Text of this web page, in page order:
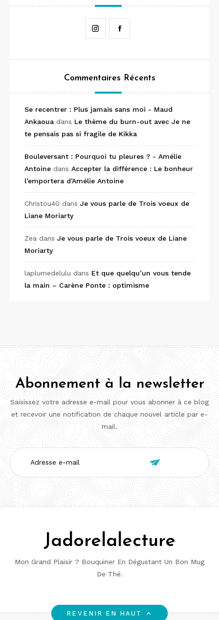
Instagram
Commentaires Récents
Se recentrer : Plus jamais sans moi - Maud
Ankaoua dans Le thème du burn-out avec Je ne
te pensais pas si fragile de Kikka
Bouleversant : Pourquoi tu pleures ? - Amélie
Antoine dans Accepter la différence : Le bonheur
l’emportera d’Amélie Antoine
Christou40 dans Je vous parle de Trois voeux de
Liane Moriarty
Zea dans Je vous parle de Trois voeux de Liane
Moriarty
laplumedelulu dans Et que quelqu’un vous tende
la main – Carène Ponte : optimisme
Abonnement à la newsletter
Saisissez votre adresse e-mail pour vous abonner à ce blog
et recevoir une notification de chaque nouvel article par e-
mail.
Adresse
e-
mail

Jadorelalecture
Mon Grand Plaisir ? Bouquiner En Dégustant Un Bon Mug
De Thé.
REVENIR EN HAUT